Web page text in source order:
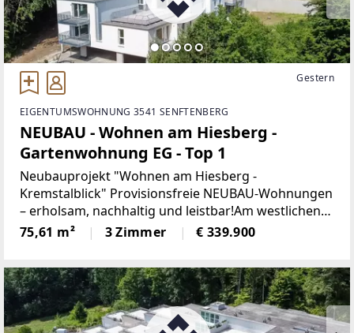
Gestern
EIGENTUMSWOHNUNG 3541 SENFTENBERG
NEUBAU - Wohnen am Hiesberg -
Gartenwohnung EG - Top 1
Neubauprojekt "Wohnen am Hiesberg -
Kremstalblick" Provisionsfreie NEUBAU-Wohnungen
– erholsam, nachhaltig und leistbar!Am westlichen
Ortsende der idyllischen Marktgemeinde
Senftenberg - umrandet von grünen Hügeln und
75,61 m² 3 Zimmer € 339.900